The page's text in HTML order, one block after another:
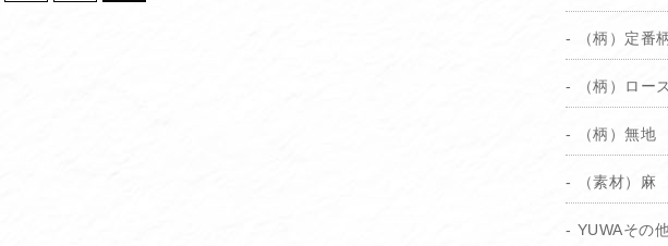
（柄）定番
（柄）ロー
（柄）無地
（素材）麻
YUWAその